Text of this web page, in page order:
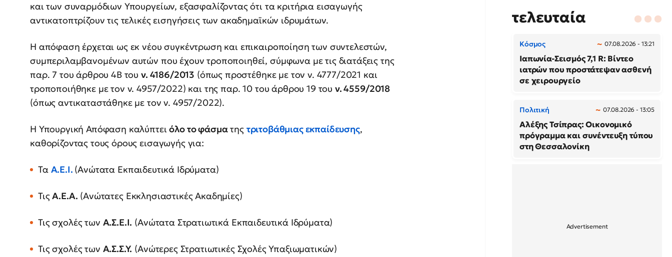
και των συναρμόδιων Υπουργείων, εξασφαλίζοντας ότι τα κριτήρια εισαγωγής
αντικατοπτρίζουν τις τελικές εισηγήσεις των ακαδημαϊκών ιδρυμάτων.
Η απόφαση έρχεται ως εκ νέου συγκέντρωση και επικαιροποίηση των συντελεστών,
συμπεριλαμβανομένων αυτών που έχουν τροποποιηθεί, σύμφωνα με τις διατάξεις της
παρ. 7 του άρθρου 4Β του ν. 4186/2013 (όπως προστέθηκε με τον ν. 4777/2021 και
τροποποιήθηκε με τον ν. 4957/2022) και της παρ. 10 του άρθρου 19 του ν. 4559/2018
(όπως αντικαταστάθηκε με τον ν. 4957/2022).
Η Υπουργική Απόφαση καλύπτειόλο το φάσματης τριτοβάθμιας εκπαίδευσης,
καθορίζοντας τους όρους εισαγωγής για:
Τα Α.Ε.Ι. (Ανώτατα Εκπαιδευτικά Ιδρύματα)
ΤιςΑ.Ε.Α. (Ανώτατες Εκκλησιαστικές Ακαδημίες)
Τις σχολές των Α.Σ.Ε.Ι. (Ανώτατα Στρατιωτικά Εκπαιδευτικά Ιδρύματα)
Τις σχολές των Α.Σ.Σ.Υ. (Ανώτερες Στρατιωτικές Σχολές Υπαξιωματικών)
τελευταία
Κόσμος 07.08.2026 - 13:21
Ιαπωνία-Σεισμός 7,1 R: Βίντεο
ιατρών που προστάτεψαν ασθενή
σε χειρουργείο
Πολιτική 07.08.2026 - 13:05
Αλέξης Τσίπρας: Οικονομικό
πρόγραμμα και συνέντευξη τύπου
στη Θεσσαλονίκη